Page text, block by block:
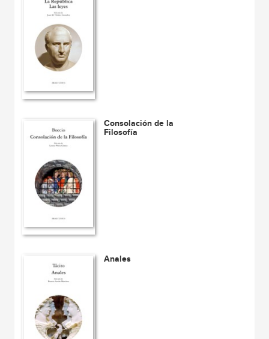
Consolación de la
Filosofía
Anales